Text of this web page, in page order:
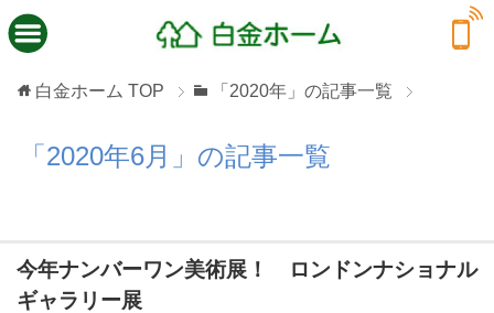
白金ホーム TOP 「2020年」の記事一覧
「2020年6月」の記事一覧
今年ナンバーワン美術展！ ロンドンナショナル
ギャラリー展